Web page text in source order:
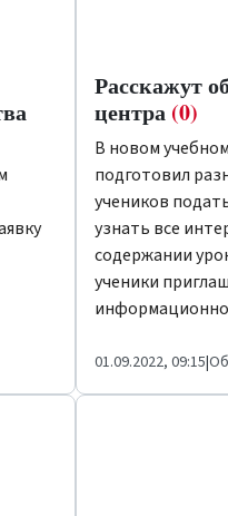
Расскажут
центра (0)
В новом
подготовил
учеников
узнать все
содержании
ученики
01.09.2022, 09:15|